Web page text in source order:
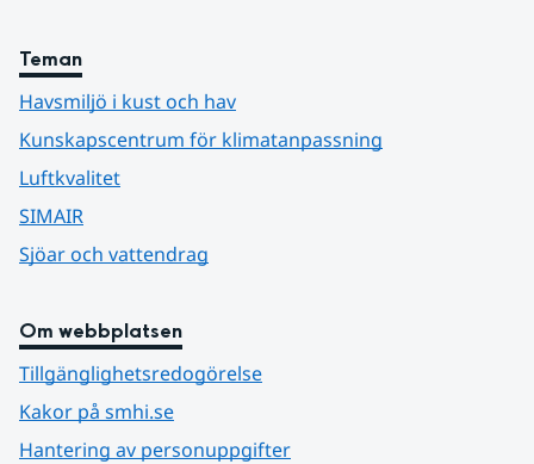
Teman
Havsmiljö i kust och hav
Kunskapscentrum för klimatanpassning
Luftkvalitet
SIMAIR
Sjöar och vattendrag
Om webbplatsen
Tillgänglighetsredogörelse
Kakor på smhi.se
Hantering av personuppgifter